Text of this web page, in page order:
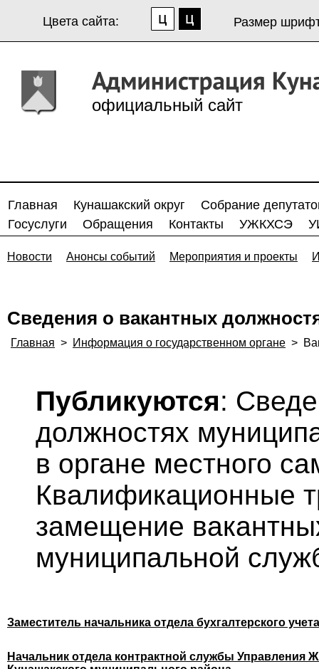
Цвета сайта: Размер
официальный сайт
Главная Кунашакский округ
Собрание
Госуслуги
Обращения Контакты УЖКХСЭ
Новости Анонсы событий Мероприятия и проекты
Сведения о вакантных
Главная > Информация о государственном органе >
Публикуются:
должностях
в органе местного
Квалификационные
замещение
муниципальной
Заместитель начальника отдела бухгалтерского
Начальник отдела контрактной службы Управления